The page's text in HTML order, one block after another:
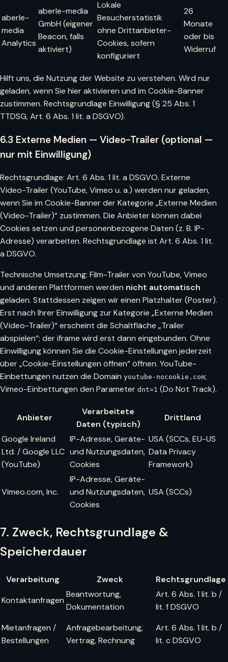
aberle-
media
Analytics
aberle-media
GmbH (eigener
Beacon, falls
aktiviert)
Lokale
Besucherstatistik
ohne Drittanbieter-
Cookies, sofern
konfiguriert
26
Monate
oder bis
Widerruf
Hilft uns, die Nutzung der Website zu verstehen. Wird nur
geladen, wenn Sie hier aktivieren und im Cookie-Banner
zustimmen. Rechtsgrundlage Einwilligung (§ 25 Abs. 1
TTDSG, Art. 6 Abs. 1 lit. a DSGVO).
6.3 Externe Medien — Video-Trailer (optional —
nur mit Einwilligung)
Rechtsgrundlage: Art. 6 Abs. 1 lit. a DSGVO. Externe
Video-Trailer (YouTube, Vimeo u. a.) werden nur geladen,
wenn Sie im Cookie-Banner der Kategorie „Externe Medien
(Video-Trailer)“ zustimmen. Die Anbieter können dabei
Cookies setzen und personenbezogene Daten (z. B. IP-
Adresse) verarbeiten. Rechtsgrundlage ist Art. 6 Abs. 1 lit.
a DSGVO.
Technische Umsetzung: Film-Trailer von YouTube, Vimeo
und anderen Plattformen werden nicht automatisch
geladen. Stattdessen zeigen wir einen Platzhalter (Poster).
Erst nach Ihrer Einwilligung zur Kategorie „Externe Medien
(Video-Trailer)“ erscheint die Schaltfläche „Trailer
abspielen“; der iframe wird erst dann eingebunden. Ohne
Einwilligung können Sie die Cookie-Einstellungen jederzeit
über „Cookie-Einstellungen öffnen“ öffnen. YouTube-
Einbettungen nutzen die Domain youtube-nocookie.com;
Vimeo-Einbettungen den Parameter dnt=1 (Do Not Track).
Anbieter
Verarbeitete
Daten (typisch)
Drittland
Google Ireland
Ltd. / Google LLC
(YouTube)
IP-Adresse, Geräte-
und Nutzungsdaten,
Cookies
USA (SCCs, EU-US
Data Privacy
Framework)
Vimeo.com, Inc.
IP-Adresse, Geräte-
und Nutzungsdaten,
Cookies
USA (SCCs)
7. Zweck, Rechtsgrundlage &
Speicherdauer
Verarbeitung Zweck
Rechtsgrundlage
Kontaktanfragen
Beantwortung,
Dokumentation
Art. 6 Abs. 1 lit. b /
lit. f DSGVO
Mietanfragen /
Bestellungen
Anfragebearbeitung,
Vertrag, Rechnung
Art. 6 Abs. 1 lit. b /
lit. c DSGVO